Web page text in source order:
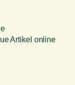
Artikel online